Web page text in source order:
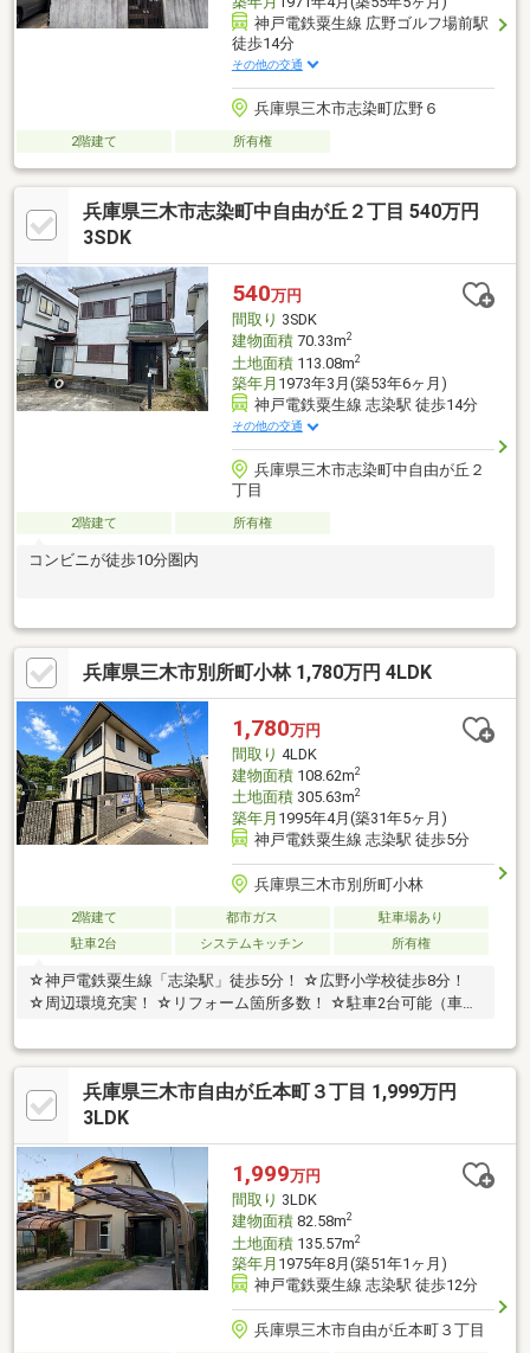
神戸電鉄粟生線 広野ゴルフ場前駅
徒歩14分
その他の交通
兵庫県三木市志染町広野６
2階建て 所有権
兵庫県三木市志染町中自由が丘２丁目 540万円
3SDK
540万円
間取り 3SDK
建物面積70.33m2
土地面積113.08m2
築年月 1973年3月(築53年6ヶ月)
神戸電鉄粟生線 志染駅 徒歩14分
その他の交通
兵庫県三木市志染町中自由が丘２
丁目
2階建て 所有権
コンビニが徒歩10分圏内
兵庫県三木市別所町小林 1,780万円 4LDK
1,780万円
間取り 4LDK
建物面積108.62m2
土地面積305.63m2
築年月 1995年4月(築31年5ヶ月)
神戸電鉄粟生線 志染駅 徒歩5分
兵庫県三木市別所町小林
2階建て 都市ガス
駐車場あり
駐車2台
システムキッチン 所有権
☆神戸電鉄粟生線「志染駅」徒歩5分！ ☆広野小学校徒歩8分！
☆周辺環境充実！ ☆リフォーム箇所多数！ ☆駐車2台可能（車種
兵庫県三木市自由が丘本町３丁目 1,999万円
3LDK
1,999万円
間取り 3LDK
建物面積82.58m2
土地面積135.57m2
築年月 1975年8月(築51年1ヶ月)
神戸電鉄粟生線 志染駅 徒歩12分
兵庫県三木市自由が丘本町３丁目